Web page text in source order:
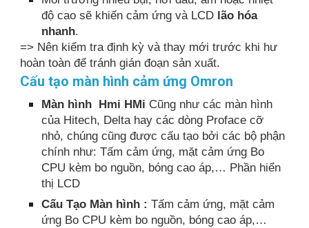
độ cao sẽ khiến cảm ứng và LCD lão hóa
nhanh.
=> Nên kiểm tra định kỳ và thay mới trước khi hư
hoàn toàn để tránh gián đoạn sản xuất.
Cấu tạo màn hình cảm ứng Omron
Màn hình Hmi HMi Cũng như các màn hình
của Hitech, Delta hay các dòng Proface cỡ
nhỏ, chúng cũng được cấu tạo bởi các bộ phận
chính như: Tấm cảm ứng, mặt cảm ứng Bo
CPU kèm bo nguồn, bóng cao áp,… Phần hiển
thị LCD
Cấu Tạo Màn hình :Tấm cảm ứng, mặt cảm
ứng Bo CPU kèm bo nguồn, bóng cao áp,…